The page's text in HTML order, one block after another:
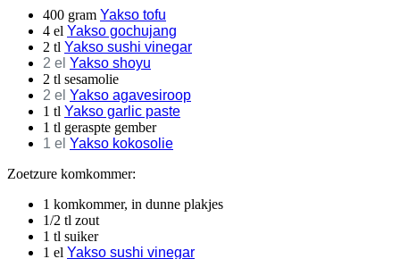
400 gram Yakso tofu
4 el Yakso gochujang
2 tl Yakso sushi vinegar
2 el Yakso shoyu
2 tl sesamolie
2 el Yakso agavesiroop
1 tl Yakso garlic paste
1 tl geraspte gember
1 el Yakso kokosolie
Zoetzure komkommer:
1 komkommer, in dunne plakjes
1/2 tl zout
1 tl suiker
1 el Yakso sushi vinegar